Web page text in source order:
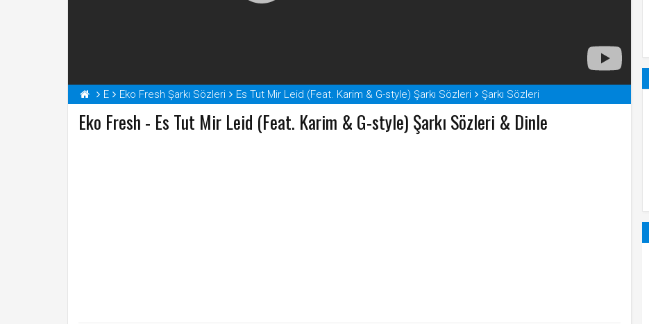
E Eko Fresh Şarkı Sözleri Es Tut Mir Leid (Feat. Karim & G-style) Şarkı Sözleri Şarkı Sözleri
Eko Fresh - Es Tut Mir Leid (Feat. Karim & G-style) Şarkı Sözleri & Dinle